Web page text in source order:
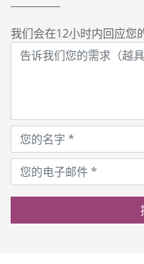
我们会在12小时内回应您